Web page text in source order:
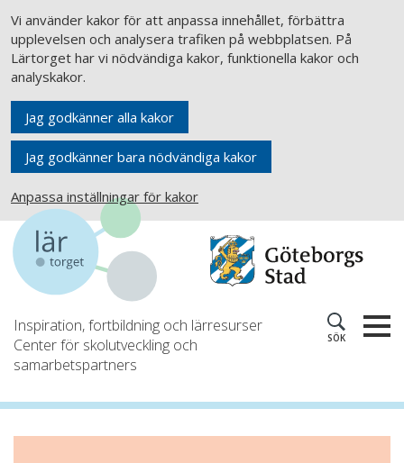
Vi använder kakor för att anpassa innehållet, förbättra
upplevelsen och analysera trafiken på webbplatsen. På
Lärtorget har vi nödvändiga kakor, funktionella kakor och
analyskakor.
Jag godkänner alla kakor
Jag godkänner bara nödvändiga kakor
Anpassa inställningar för kakor
Inspiration, fortbildning och lärresurser
Center för skolutveckling och
samarbetspartners
SÖK